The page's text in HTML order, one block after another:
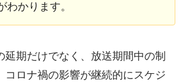
わかります。
延期だけでなく、放送期間中の制
コロナ禍の影響が継続的にスケジ